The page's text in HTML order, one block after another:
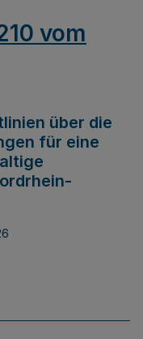
vom
über die
für eine